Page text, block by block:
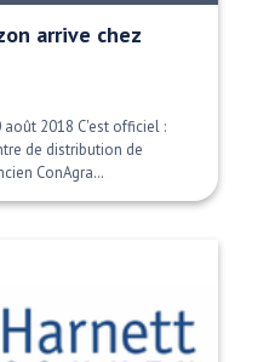
arrive chez
août 2018 C'est officiel :
de distribution de
ConAgra…